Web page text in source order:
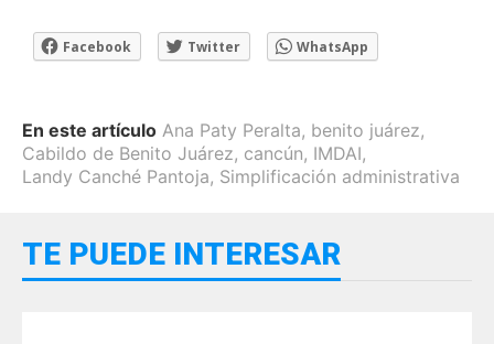
Facebook Twitter WhatsApp
En este artículo Ana Paty Peralta, benito juárez,
Cabildo de Benito Juárez, cancún, IMDAI,
Landy Canché Pantoja, Simplificación administrativa
TE PUEDE INTERESAR